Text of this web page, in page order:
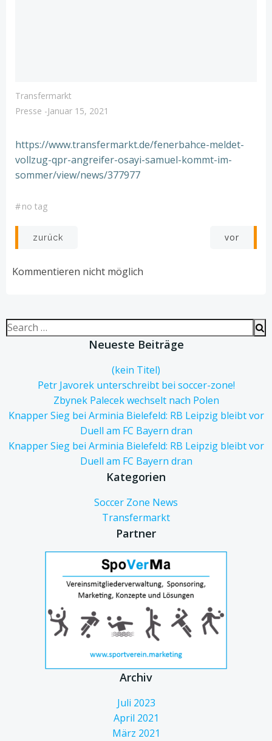
Transfermarkt
Presse -Januar 15, 2021
https://www.transfermarkt.de/fenerbahce-meldet-
vollzug-qpr-angreifer-osayi-samuel-kommt-im-
sommer/view/news/377977
#no tag
Post
navigation
zurück
navigation
vor
Kommentieren nicht möglich
Search
for:
Neueste Beiträge
(kein Titel)
Petr Javorek unterschreibt bei soccer-zone!
Zbynek Palecek wechselt nach Polen
Knapper Sieg bei Arminia Bielefeld: RB Leipzig bleibt vor
Duell am FC Bayern dran
Knapper Sieg bei Arminia Bielefeld: RB Leipzig bleibt vor
Duell am FC Bayern dran
Kategorien
Soccer Zone News
Transfermarkt
Partner
Archiv
Juli 2023
April 2021
März 2021